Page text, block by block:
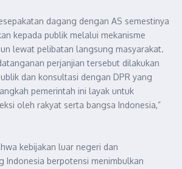
dagang dengan AS semestinya
kepada publik melalui mekanisme
lewat pelibatan langsung masyarakat.
perjanjian tersebut dilakukan
dan konsultasi dengan DPR yang
pemerintah ini layak untuk
oleh rakyat serta bangsa Indonesia,”
kebijakan luar negeri dan
Indonesia berpotensi menimbulkan